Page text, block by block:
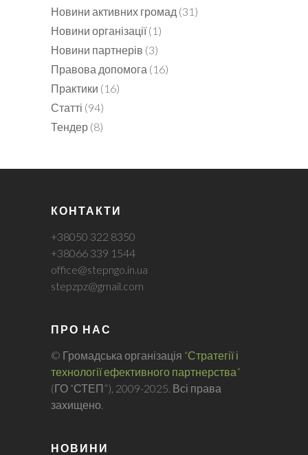
Новини активних громад (31)
Новини організації(1)
Новини партнерів (3)
Правова допомога (16)
Практики (16)
Статті (94)
Тендер (8)
КОНТАКТИ
+38050 322 8350
+38066 339 1544
office@stepngo.in.ua
stepzpz@gmail.com
ПРО НАС
© Громадська організація “Стратегії і
технології ефективного партнерства”
(ГО “СТЕП”), 2009-2025. Всі права
захищено.
НОВИНИ